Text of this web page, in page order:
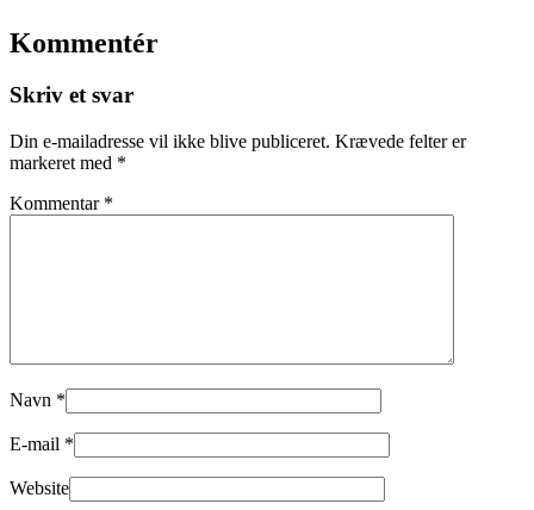
Kommentér
Skriv et svar
Din e-mailadresse vil ikke blive publiceret. Krævede felter er
markeret med *
Kommentar *
Navn *
E-mail *
Website